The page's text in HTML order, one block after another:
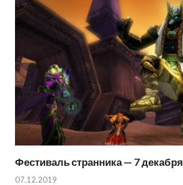
Фестиваль странника — 7 декабря
07.12.2019